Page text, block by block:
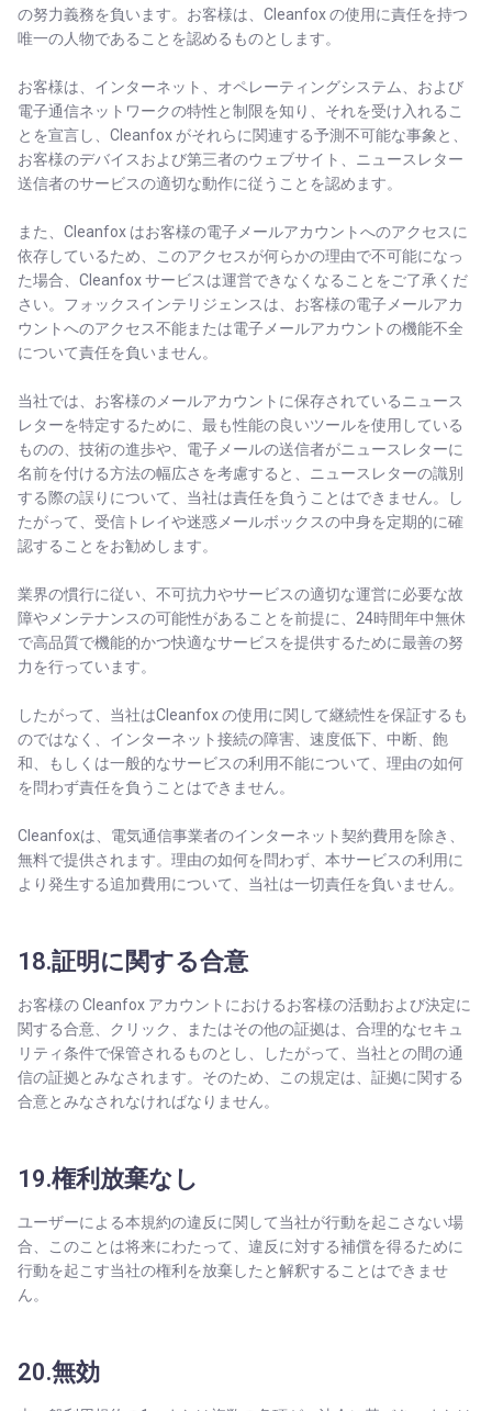
の努力義務を負います。お客様は、Cleanfox の使用に責任を持つ
唯一の人物であることを認めるものとします。
お客様は、インターネット、オペレーティングシステム、および
電子通信ネットワークの特性と制限を知り、それを受け入れるこ
とを宣言し、Cleanfox がそれらに関連する予測不可能な事象と、
お客様のデバイスおよび第三者のウェブサイト、ニュースレター
送信者のサービスの適切な動作に従うことを認めます。
また、Cleanfox はお客様の電子メールアカウントへのアクセスに
依存しているため、このアクセスが何らかの理由で不可能になっ
た場合、Cleanfox サービスは運営できなくなることをご了承くだ
さい。フォックスインテリジェンスは、お客様の電子メールアカ
ウントへのアクセス不能または電子メールアカウントの機能不全
について責任を負いません。
当社では、お客様のメールアカウントに保存されているニュース
レターを特定するために、最も性能の良いツールを使用している
ものの、技術の進歩や、電子メールの送信者がニュースレターに
名前を付ける方法の幅広さを考慮すると、ニュースレターの識別
する際の誤りについて、当社は責任を負うことはできません。し
たがって、受信トレイや迷惑メールボックスの中身を定期的に確
認することをお勧めします。
業界の慣行に従い、不可抗力やサービスの適切な運営に必要な故
障やメンテナンスの可能性があることを前提に、24時間年中無休
で高品質で機能的かつ快適なサービスを提供するために最善の努
力を行っています。
したがって、当社はCleanfox の使用に関して継続性を保証するも
のではなく、インターネット接続の障害、速度低下、中断、飽
和、もしくは一般的なサービスの利用不能について、理由の如何
を問わず責任を負うことはできません。
Cleanfoxは、電気通信事業者のインターネット契約費用を除き、
無料で提供されます。理由の如何を問わず、本サービスの利用に
より発生する追加費用について、当社は一切責任を負いません。
18.証明に関する合意
お客様の Cleanfox アカウントにおけるお客様の活動および決定に
関する合意、クリック、またはその他の証拠は、合理的なセキュ
リティ条件で保管されるものとし、したがって、当社との間の通
信の証拠とみなされます。そのため、この規定は、証拠に関する
合意とみなされなければなりません。
19.権利放棄なし
ユーザーによる本規約の違反に関して当社が行動を起こさない場
合、このことは将来にわたって、違反に対する補償を得るために
行動を起こす当社の権利を放棄したと解釈することはできませ
ん。
20.無効